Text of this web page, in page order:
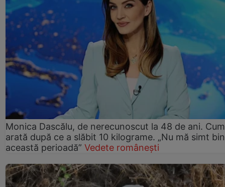
Monica Dascălu, de nerecunoscut la 48 de ani. Cum
arată după ce a slăbit 10 kilograme. „Nu mă simt
această perioadă” Vedete românești